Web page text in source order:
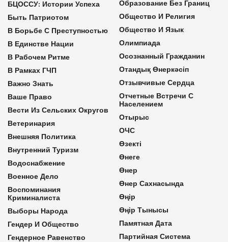
БЦОССУ: Истории Успеха
Быть Патриотом
В Борьбе С Преступностью
В Единстве Нации
В Рабочем Ритме
В Рамках ГЧП
Важно Знать
Ваше Право
Вести Из Сельских Округов
Ветеринария
Внешняя Политика
Внутренний Туризм
Водоснабжение
Военное Дело
Воспоминания
Криминалиста
Выборы Народа
Гендер И Общество
Гендерное Равенство
Образование Без Границ
Общество И Религия
Общество И Язык
Олимпиада
Осознанный Гражданин
Отандық Өнеркәсіп
Отзывчивые Сердца
Отчетные Встречи С
Населением
Отырыс
ОЧС
Өзекті
Өнеге
Өнер
Өнер Сахнасында
Өңір
Өңір Тынысы
Памятная Дата
Партийная Система